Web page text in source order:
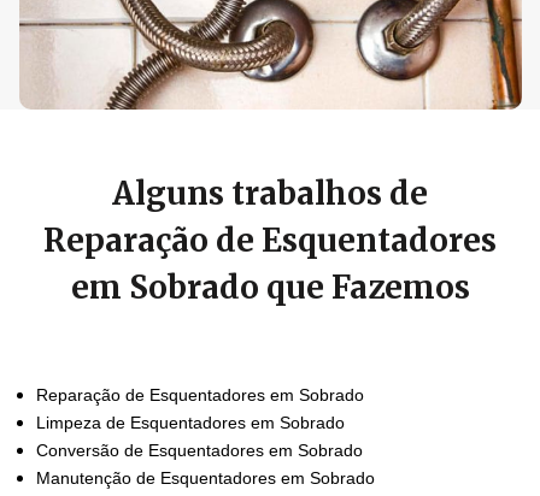
Alguns trabalhos de
Reparação de Esquentadores
em Sobrado que Fazemos
Reparação de Esquentadores em Sobrado
Limpeza de Esquentadores em Sobrado
Conversão de Esquentadores em Sobrado
Manutenção de Esquentadores em Sobrado